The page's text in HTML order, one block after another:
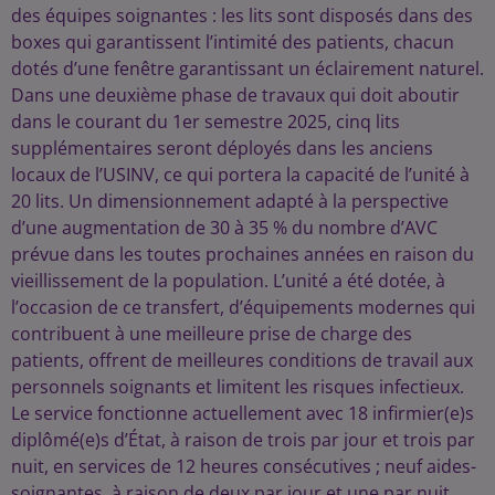
des équipes soignantes : les lits sont disposés dans des
boxes qui garantissent l’intimité des patients, chacun
dotés d’une fenêtre garantissant un éclairement naturel.
Dans une deuxième phase de travaux qui doit aboutir
dans le courant du 1er semestre 2025, cinq lits
supplémentaires seront déployés dans les anciens
locaux de l’USINV, ce qui portera la capacité de l’unité à
20 lits. Un dimensionnement adapté à la perspective
d’une augmentation de 30 à 35 % du nombre d’AVC
prévue dans les toutes prochaines années en raison du
vieillissement de la population. L’unité a été dotée, à
l’occasion de ce transfert, d’équipements modernes qui
contribuent à une meilleure prise de charge des
patients, offrent de meilleures conditions de travail aux
personnels soignants et limitent les risques infectieux.
Le service fonctionne actuellement avec 18 infirmier(e)s
diplômé(e)s d’État, à raison de trois par jour et trois par
nuit, en services de 12 heures consécutives ; neuf aides-